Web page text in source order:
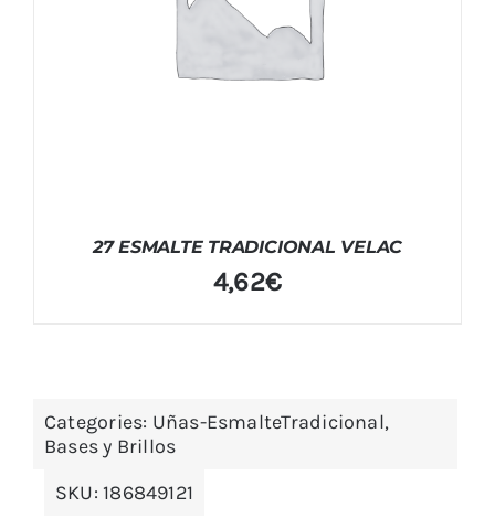
27 ESMALTE TRADICIONAL VELAC
4,62€
Categories: Uñas-EsmalteTradicional,
Bases y Brillos
SKU:186849121